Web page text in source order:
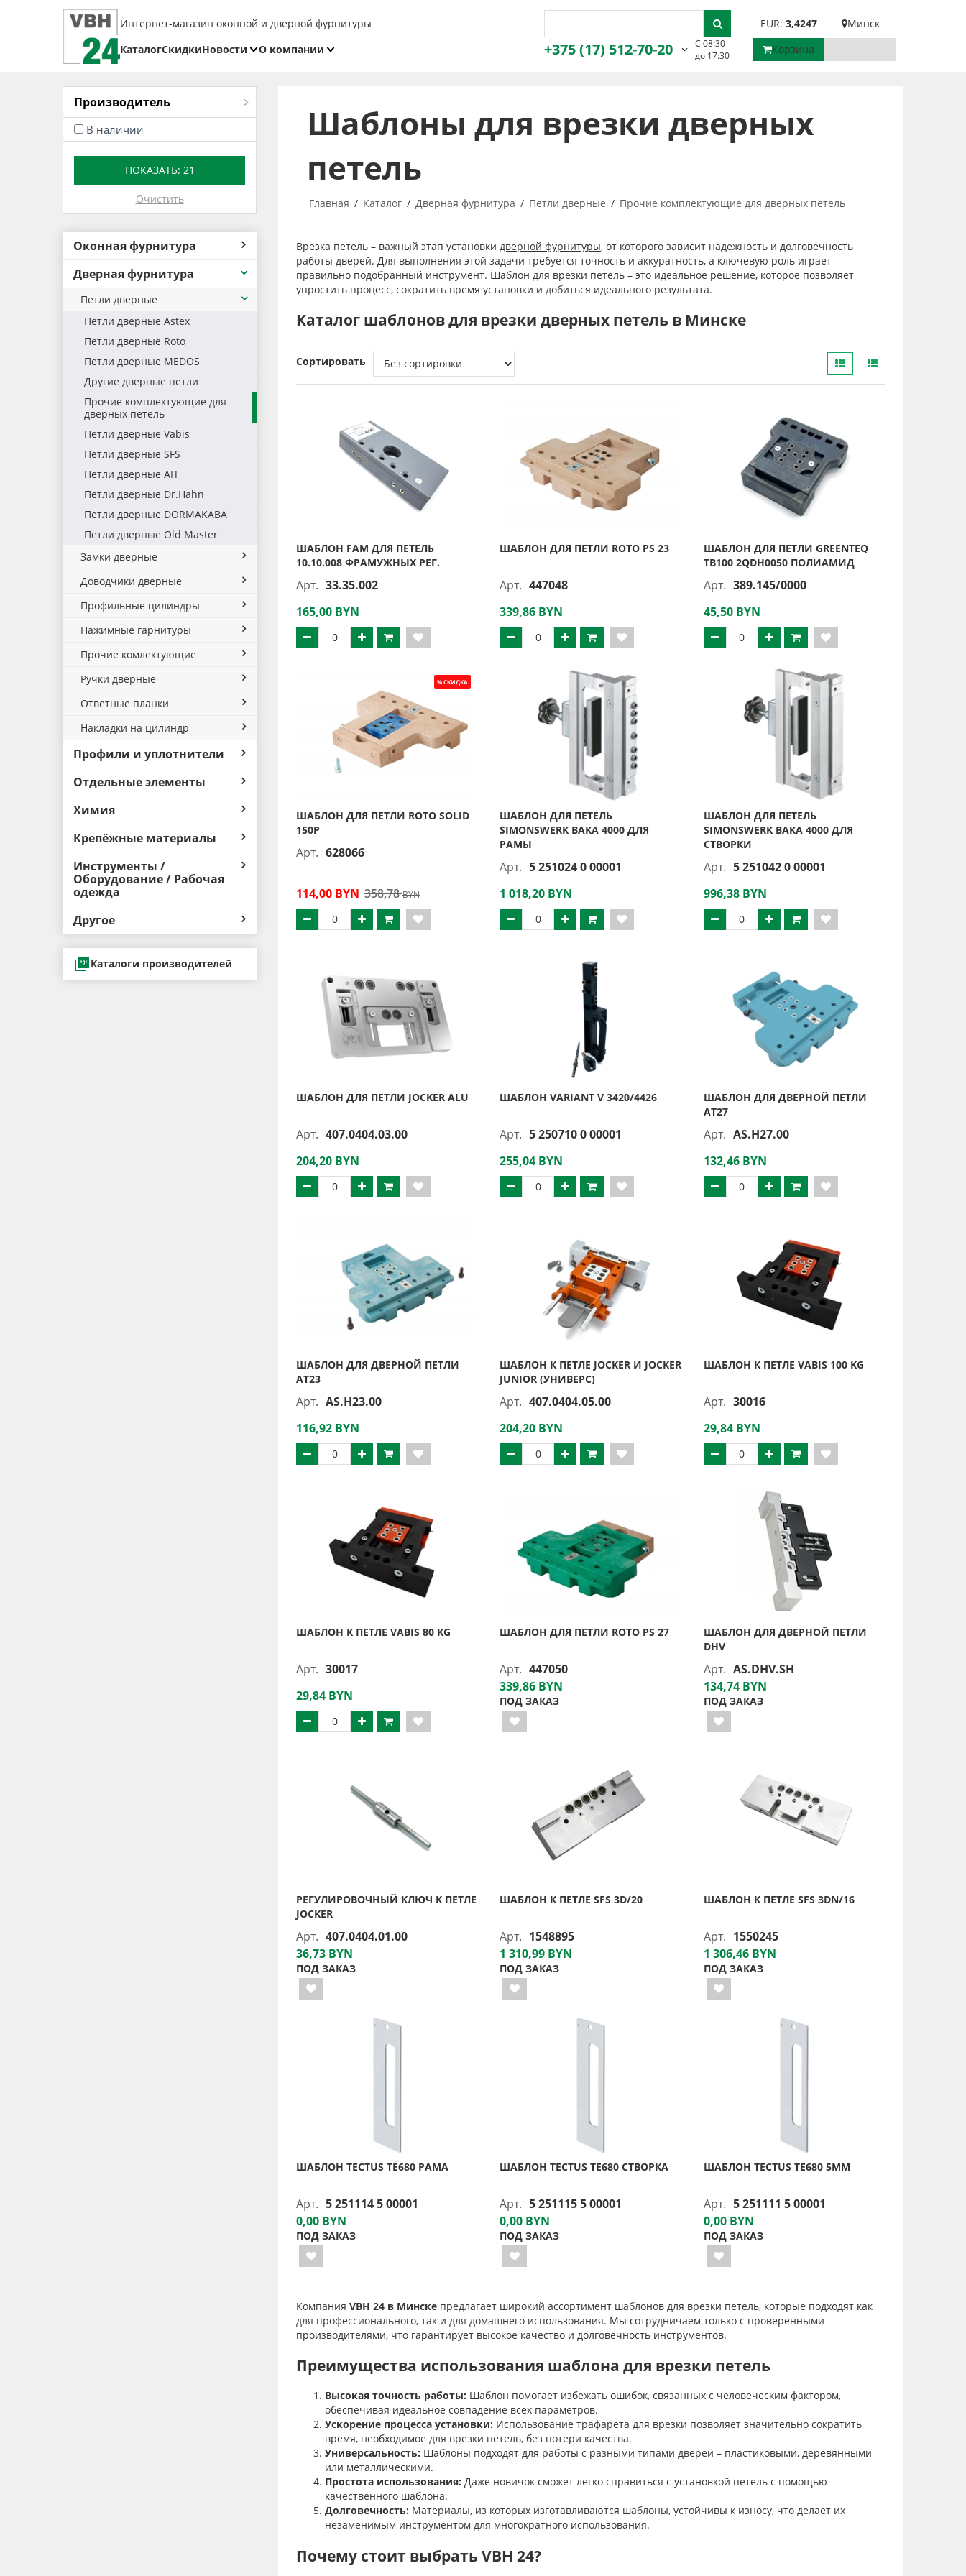
Интернет-магазин оконной и дверной фурнитуры EUR: 3,4247
Минск
КаталогСкидкиНовости
О компании
+375 (17) 512-70-20
С 08:30
до 17:30
Корзина
Производитель
В наличии
ПОКАЗАТЬ: 21
Очистить
Оконная фурнитура
Дверная фурнитура
Петли дверные
Петли дверные Astex
Петли дверные Roto
Петли дверные MEDOS
Другие дверные петли
Прочие комплектующие для
дверных петель
Петли дверные Vabis
Петли дверные SFS
Петли дверные AIT
Петли дверные Dr.Hahn
Петли дверные DORMAKABA
Петли дверные Old Master
Замки дверные
Доводчики дверные
Профильные цилиндры
Нажимные гарнитуры
Прочие комлектующие
Ручки дверные
Ответные планки
Накладки на цилиндр
Профили и уплотнители
Отдельные элементы
Химия
Крепёжные материалы
Инструменты /
Оборудование / Рабочая
одежда
Другое
Каталоги производителей
Шаблоны для врезки дверных
петель
Главная Каталог Дверная фурнитура Петли дверные Прочие комплектующие для дверных петель
Врезка петель – важный этап установки дверной фурнитуры, от которого зависит надежность и долговечность
работы дверей. Для выполнения этой задачи требуется точность и аккуратность, а ключевую роль играет
правильно подобранный инструмент. Шаблон для врезки петель – это идеальное решение, которое позволяет
упростить процесс, сократить время установки и добиться идеального результата.
Каталог шаблонов для врезки дверных петель в Минске
Сортировать
ШАБЛОН FAM ДЛЯ ПЕТЕЛЬ
10.10.008 ФРАМУЖНЫХ РЕГ.
Арт. 33.35.002
165,00 BYN
ШАБЛОН ДЛЯ ПЕТЛИ ROTO PS 23
Арт. 447048
339,86 BYN
ШАБЛОН ДЛЯ ПЕТЛИ GREENTEQ
TB100 2QDH0050 ПОЛИАМИД
Арт. 389.145/0000
45,50 BYN
ШАБЛОН ДЛЯ ПЕТЛИ ROTO SOLID
150P
Арт. 628066
114,00 BYN 358,78BYN
ШАБЛОН ДЛЯ ПЕТЕЛЬ
SIMONSWERK BAKA 4000 ДЛЯ
РАМЫ
Арт. 5 251024 0 00001
1 018,20 BYN
ШАБЛОН ДЛЯ ПЕТЕЛЬ
SIMONSWERK BAKA 4000 ДЛЯ
СТВОРКИ
Арт. 5 251042 0 00001
996,38 BYN
ШАБЛОН ДЛЯ ПЕТЛИ JOCKER ALU
Арт. 407.0404.03.00
204,20 BYN
ШАБЛОН VARIANT V 3420/4426
Арт. 5 250710 0 00001
255,04 BYN
ШАБЛОН ДЛЯ ДВЕРНОЙ ПЕТЛИ
АТ27
Арт. AS.H27.00
132,46 BYN
ШАБЛОН ДЛЯ ДВЕРНОЙ ПЕТЛИ
АТ23
Арт. AS.H23.00
116,92 BYN
ШАБЛОН К ПЕТЛЕ JOCKER И JOCKER
JUNIOR (УНИВЕРС)
Арт. 407.0404.05.00
204,20 BYN
ШАБЛОН К ПЕТЛЕ VABIS 100 KG
Арт. 30016
29,84 BYN
ШАБЛОН К ПЕТЛЕ VABIS 80 KG
Арт. 30017
29,84 BYN
ШАБЛОН ДЛЯ ПЕТЛИ ROTO PS 27
Арт. 447050
339,86 BYN
ПОД ЗАКАЗ
ШАБЛОН ДЛЯ ДВЕРНОЙ ПЕТЛИ
DHV
Арт. AS.DHV.SH
134,74 BYN
ПОД ЗАКАЗ
РЕГУЛИРОВОЧНЫЙ КЛЮЧ К ПЕТЛЕ
JOCKER
Арт. 407.0404.01.00
36,73 BYN
ПОД ЗАКАЗ
ШАБЛОН К ПЕТЛЕ SFS 3D/20
Арт. 1548895
1 310,99 BYN
ПОД ЗАКАЗ
ШАБЛОН К ПЕТЛЕ SFS 3DN/16
Арт. 1550245
1 306,46 BYN
ПОД ЗАКАЗ
ШАБЛОН TECTUS TE680 РАМА
Арт. 5 251114 5 00001
0,00 BYN
ПОД ЗАКАЗ
ШАБЛОН TECTUS TE680 СТВОРКА
Арт. 5 251115 5 00001
0,00 BYN
ПОД ЗАКАЗ
ШАБЛОН TECTUS TE680 5ММ
Арт. 5 251111 5 00001
0,00 BYN
ПОД ЗАКАЗ
Компания VBH 24 в Минске предлагает широкий ассортимент шаблонов для врезки петель, которые подходят как
для профессионального, так и для домашнего использования. Мы сотрудничаем только с проверенными
производителями, что гарантирует высокое качество и долговечность инструментов.
Преимущества использования шаблона для врезки петель
Высокая точность работы: Шаблон помогает избежать ошибок, связанных с человеческим фактором,
обеспечивая идеальное совпадение всех параметров.
Ускорение процесса установки: Использование трафарета для врезки позволяет значительно сократить
время, необходимое для врезки петель, без потери качества.
Универсальность: Шаблоны подходят для работы с разными типами дверей – пластиковыми, деревянными
или металлическими.
Простота использования: Даже новичок сможет легко справиться с установкой петель с помощью
качественного шаблона.
Долговечность: Материалы, из которых изготавливаются шаблоны, устойчивы к износу, что делает их
незаменимым инструментом для многократного использования.
Почему стоит выбрать VBH 24?